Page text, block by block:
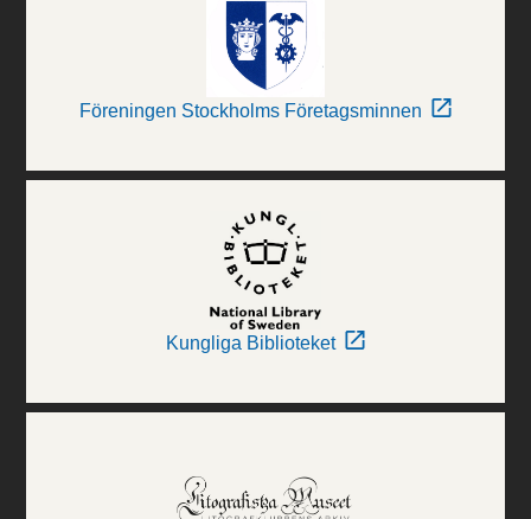
Föreningen Stockholms Företagsminnen
Kungliga Biblioteket